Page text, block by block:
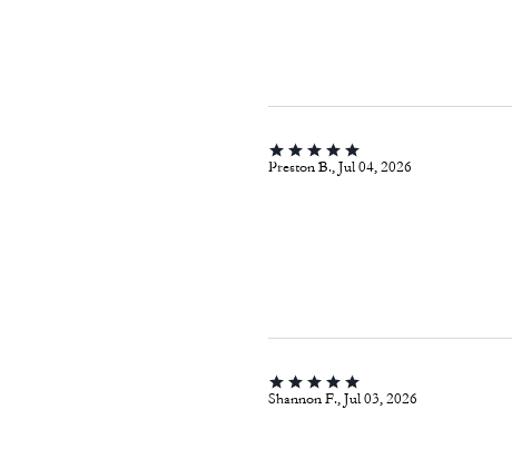
Preston B., Jul 04, 2026
Shannon F., Jul 03, 2026